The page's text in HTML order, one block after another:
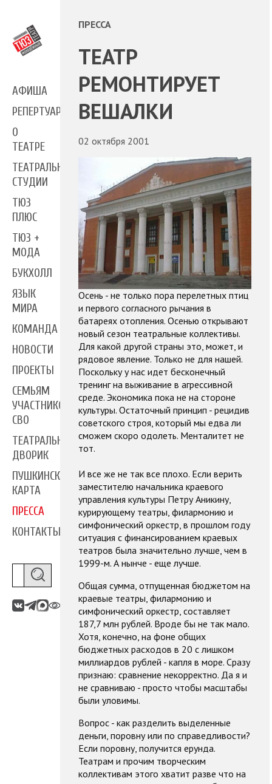
АФИША
РЕПЕРТУАР
О
ТЕАТРЕ
ТЕАТРАЛЬНЫЕ
СТУДИИ
ТЮЗ
ПЛЮС
ТЮЗ +
МОДА
БУКХОЛЛ
ЯЗЫК
МИРА
КОМАНДА
НОВОСТИ
ПРОЕКТЫ
СЕМЬЯМ
УЧАСТНИКОВ
СВО
ТЕАТРАЛЬНЫЙ
ДВОРИК
ПУШКИНСКАЯ
КАРТА
ПРЕССА
КОНТАКТЫ
ПРЕССА
ТЕАТР
РЕМОНТИРУЕТ
ВЕШАЛКИ
02 октября 2001
Осень - не только пора перелетных птиц
и первого согласного рычания в
батареях отопления. Осенью открывают
новый сезон театральные коллективы.
Для какой другой страны это, может, и
рядовое явление. Только не для нашей.
Поскольку у нас идет бесконечный
тренинг на выживание в агрессивной
среде. Экономика пока не на стороне
культуры. Остаточный принцип - рецидив
советского строя, который мы едва ли
сможем скоро одолеть. Менталитет не
тот.
И все же не так все плохо. Если верить
заместителю начальника краевого
управления культуры Петру Аникину,
курирующему театры, филармонию и
симфонический оркестр, в прошлом году
ситуация с финансированием краевых
театров была значительно лучше, чем в
1999-м. А нынче - еще лучше.
Общая сумма, отпущенная бюджетом на
краевые театры, филармонию и
симфонический оркестр, составляет
187,7 млн рублей. Вроде бы не так мало.
Хотя, конечно, на фоне общих
бюджетных расходов в 20 с лишком
миллиардов рублей - капля в море. Сразу
признаю: сравнение некорректно. Да я и
не сравниваю - просто чтобы масштабы
были уловимы.
Вопрос - как разделить выделенные
деньги, поровну или по справедливости?
Если поровну, получится ерунда.
Театрам и прочим творческим
коллективам этого хватит разве что на